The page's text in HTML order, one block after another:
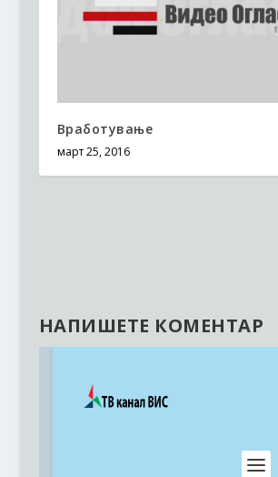
Вработување
март 25, 2016
НАПИШЕТЕ КОМЕНТАР